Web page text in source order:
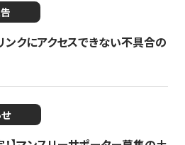
クにアクセスできない不具合の